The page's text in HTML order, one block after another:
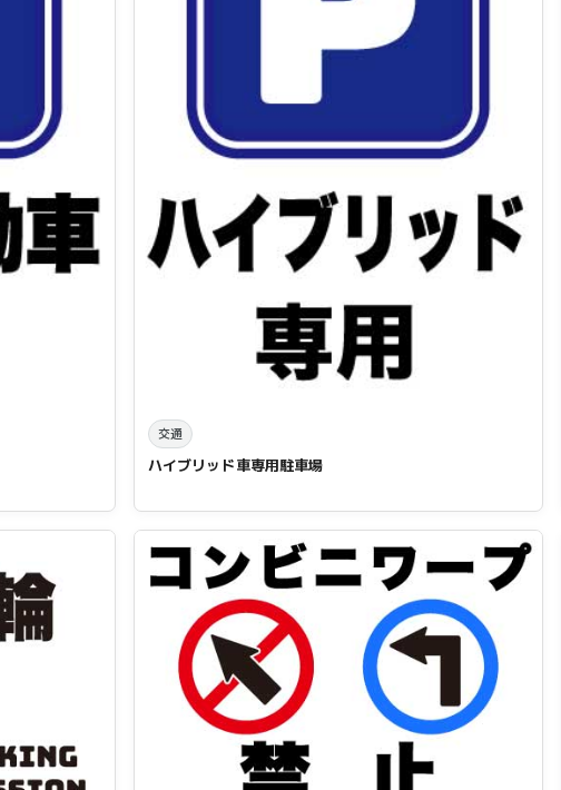
交通
ハイブリッド車専用駐車場